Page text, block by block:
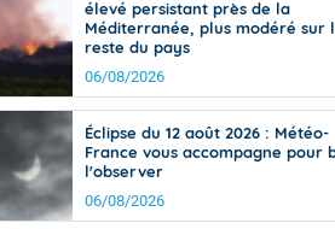
de
Avertissement pluies intenses
des communes (Apic)
Bulletins Marine
d'avalanche
Météo des forêts
Vigicrues
élevé persistant près de la
Méditerranée, plus modéré sur
reste du pays
06/08/2026
Éclipse du 12 août 2026 : Météo-
France vous accompagne pour
l'observer
06/08/2026